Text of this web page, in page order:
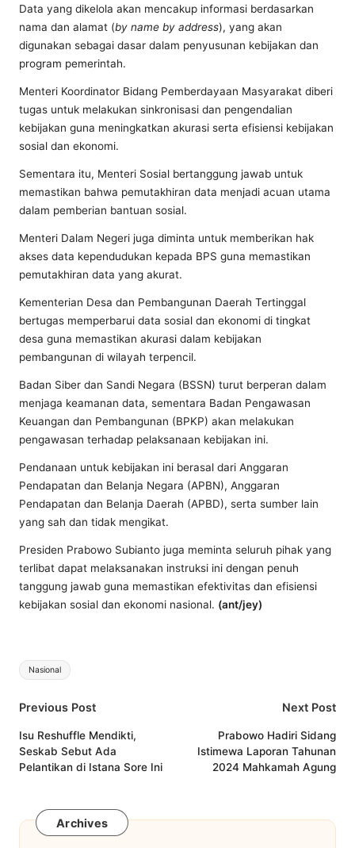
Data yang dikelola akan mencakup informasi berdasarkan
nama dan alamat (by name by address), yang akan
digunakan sebagai dasar dalam penyusunan kebijakan dan
program pemerintah.
Menteri Koordinator Bidang Pemberdayaan Masyarakat diberi
tugas untuk melakukan sinkronisasi dan pengendalian
kebijakan guna meningkatkan akurasi serta efisiensi kebijakan
sosial dan ekonomi.
Sementara itu, Menteri Sosial bertanggung jawab untuk
memastikan bahwa pemutakhiran data menjadi acuan utama
dalam pemberian bantuan sosial.
Menteri Dalam Negeri juga diminta untuk memberikan hak
akses data kependudukan kepada BPS guna memastikan
pemutakhiran data yang akurat.
Kementerian Desa dan Pembangunan Daerah Tertinggal
bertugas memperbarui data sosial dan ekonomi di tingkat
desa guna memastikan akurasi dalam kebijakan
pembangunan di wilayah terpencil.
Badan Siber dan Sandi Negara (BSSN) turut berperan dalam
menjaga keamanan data, sementara Badan Pengawasan
Keuangan dan Pembangunan (BPKP) akan melakukan
pengawasan terhadap pelaksanaan kebijakan ini.
Pendanaan untuk kebijakan ini berasal dari Anggaran
Pendapatan dan Belanja Negara (APBN), Anggaran
Pendapatan dan Belanja Daerah (APBD), serta sumber lain
yang sah dan tidak mengikat.
Presiden Prabowo Subianto juga meminta seluruh pihak yang
terlibat dapat melaksanakan instruksi ini dengan penuh
tanggung jawab guna memastikan efektivitas dan efisiensi
kebijakan sosial dan ekonomi nasional. (ant/jey)
Tags:
Nasional
Post
navigation
Previous Post
Isu Reshuffle Mendikti,
Seskab Sebut Ada
Pelantikan di Istana Sore Ini
Next Post
Prabowo Hadiri Sidang
Istimewa Laporan Tahunan
2024 Mahkamah Agung
Archives